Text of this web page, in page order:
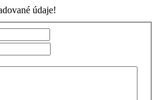
údaje!